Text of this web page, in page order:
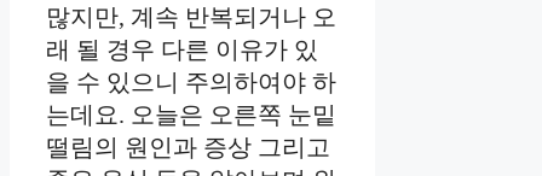
많지만, 계속 반복되거나 오
래 될 경우 다른 이유가 있
을 수 있으니 주의하여야 하
는데요. 오늘은 오른쪽 눈밑
떨림의 원인과 증상 그리고